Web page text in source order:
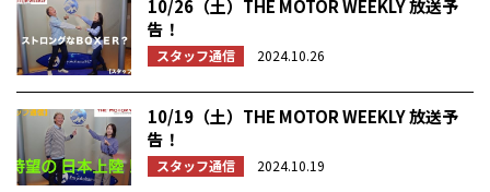
10/26（土）THE MOTOR WEEKLY 放送予
告！
スタッフ通信 2024.10.26
10/19（土）THE MOTOR WEEKLY 放送予
告！
スタッフ通信 2024.10.19